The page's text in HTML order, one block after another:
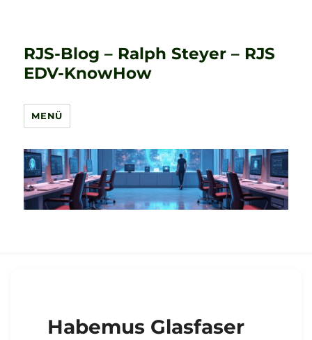
RJS-Blog – Ralph Steyer – RJS
EDV-KnowHow
MENÜ
Habemus Glasfaser